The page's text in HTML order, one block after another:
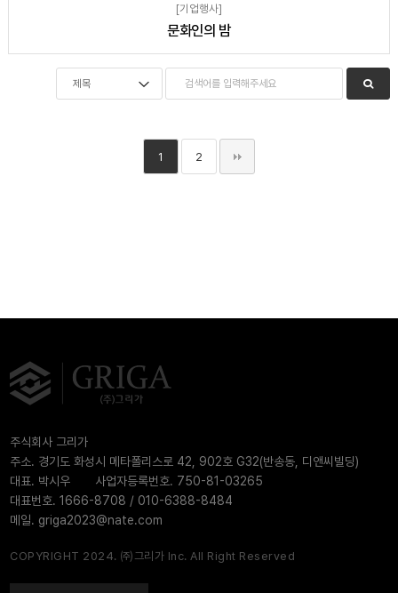
[기업행사]
문화인의 밤
1 2
주식회사 그리가
주소. 경기도 화성시 메타폴리스로 42, 902호 G32(반송동, 디앤씨빌딩)
대표. 박시우
사업자등록번호. 750-81-03265
대표번호. 1666-8708 / 010-6388-8484
메일. griga2023@nate.com
COPYRIGHT 2024. ㈜그리가 Inc. All Right Reserved